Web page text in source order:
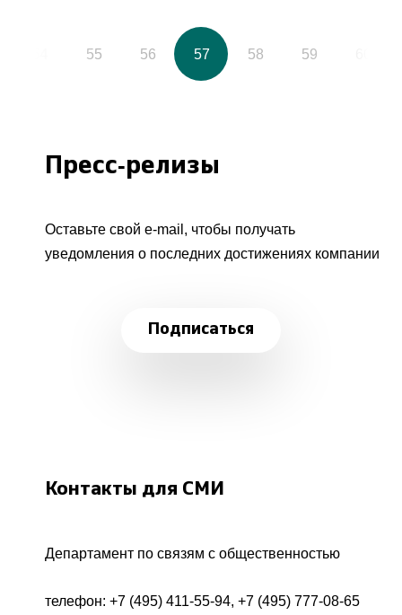
55 56 57 58 59
Пресс-релизы
Оставьте свой e-mail, чтобы получать
уведомления о последних достижениях компании
Подписаться
Контакты для СМИ
Департамент по связям с общественностью
телефон: +7 (495) 411-55-94, +7 (495) 777-08-65